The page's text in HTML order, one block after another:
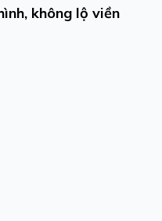
không lộ viền